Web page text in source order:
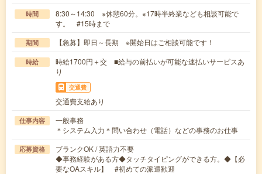
時間
8:30～14:30 ※休憩60分。※17時半終業なども相談可能で
す。 #15時まで
期間 【急募】即日～長期 ※開始日はご相談可能です！
時給
時給1700円＋交 ■給与の前払いが可能な速払いサービスあ
り
交通費
交通費支給あり
仕事内容
一般事務
＊システム入力＊問い合わせ（電話）などの事務のお仕事
応募資格
ブランクOK / 英語力不要
◆事務経験がある方◆タッチタイピングができる方。◆【必
要なOAスキル】 #初めての派遣歓迎